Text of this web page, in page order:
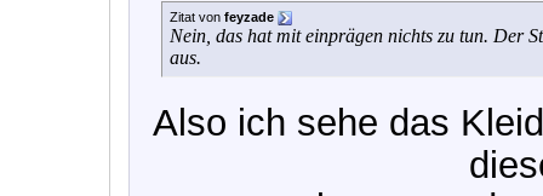
Zitat von feyzade
Nein, das hat mit einprägen nichts zu tun. Der
aus.
Also ich sehe das